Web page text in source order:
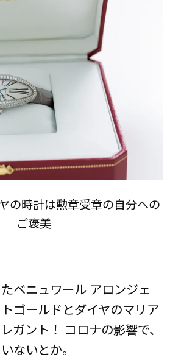
の時計は勲章受章の自分への
ご褒美
ベニュワール アロンジェ
ゴールドとダイヤのマリア
ガント！ コロナの影響で、
ないとか。